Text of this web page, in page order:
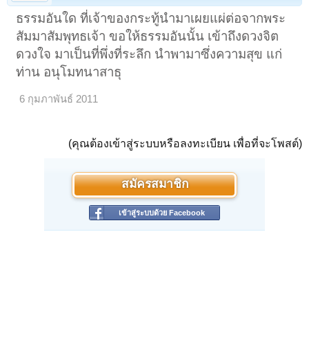
ธรรมอันใด ที่เจ้าของกระทู้นำมาเผยแผ่ต่อจากพระ
สัมมาสัมพุทธเจ้า ขอให้ธรรมอันนั้น เข้าถึงดวงจิต
ดวงใจ มาเป็นที่พึ่งที่ระลึก นำพามาซึ่งความสุข แก่
ท่าน อนุโมทนาสาธุ
6 กุมภาพันธ์ 2011
(คุณต้องเข้าสู่ระบบหรือลงทะเบียน เพื่อที่จะโพสต์)
สมัครสมาชิก
เข้าสู่ระบบด้วย Facebook